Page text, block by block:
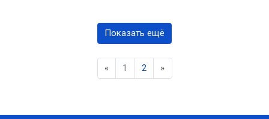
Показать ещё
«Previous
1 2 »Next